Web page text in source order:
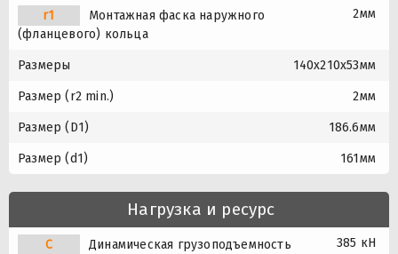
r1
Монтажная фаска наружного
(фланцевого) кольца
2мм
Размеры 140x210x53мм
Размер (r2 min.) 2мм
Размер (D1) 186.6мм
Размер (d1) 161мм
Нагрузка и ресурс
C Динамическая грузоподъемность 385 кН